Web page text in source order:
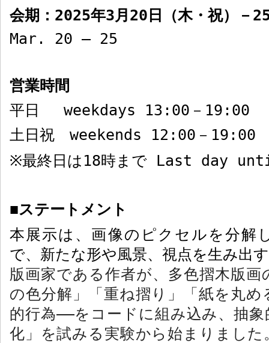
会期： 2025年3月 20 日（木・祝）－
Mar. 20 – 25
営業時間
平日
weekdays 13:00 － 19:00
土日祝 weekends 12:00 － 19:00
※最終日は 18時まで Last day
■ステートメント
本展示は、画像のピクセルを分解
で、新たな形や風景、視点を生み出
版画家である作者が、多色摺木版画
の色分解」「重ね摺り」「紙を丸
的行為――をコードに組み込み、抽
化」を試みる実験から始まりまし